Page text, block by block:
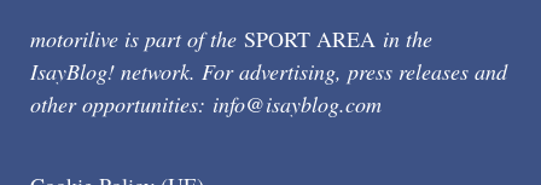
motorilive is part of the SPORT AREA in the
IsayBlog! network. For advertising, press releases and
other opportunities: info@isayblog.com